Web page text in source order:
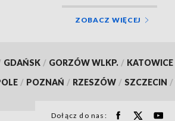
ZOBACZ WIĘCEJ
GDAŃSK / GORZÓW WLKP. / KATOWICE
/ POZNAŃ / RZESZÓW / SZCZECIN /
Dołącz do nas: